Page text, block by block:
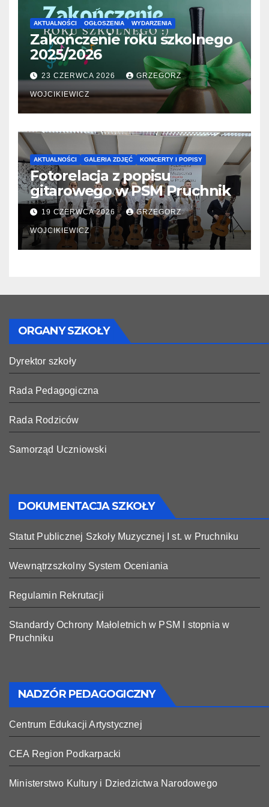
AKTUALNOŚCI OGŁOSZENIA WYDARZENIA
Zakończenie roku szkolnego
2025/2026
23 CZERWCA 2026 GRZEGORZ
WOJCIKIEWICZ
AKTUALNOŚCI GALERIA ZDJĘĆ KONCERTY I POPISY
Fotorelacja z popisu
gitarowego w PSM Pruchnik
19 CZERWCA 2026 GRZEGORZ
WOJCIKIEWICZ
ORGANY SZKOŁY
Dyrektor szkoły
Rada Pedagogiczna
Rada Rodziców
Samorząd Uczniowski
DOKUMENTACJA SZKOŁY
Statut Publicznej Szkoły Muzycznej I st. w Pruchniku
Wewnątrzszkolny System Oceniania
Regulamin Rekrutacji
Standardy Ochrony Małoletnich w PSM I stopnia w
Pruchniku
NADZÓR PEDAGOGICZNY
Centrum Edukacji Artystycznej
CEA Region Podkarpacki
Ministerstwo Kultury i Dziedzictwa Narodowego